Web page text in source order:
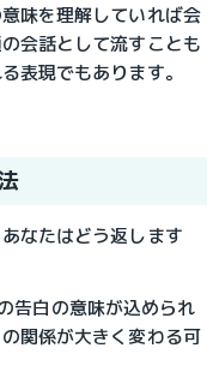
味を理解していれば会
会話として流すことも
表現でもあります。
なたはどう返します
告白の意味が込められ
関係が大きく変わる可